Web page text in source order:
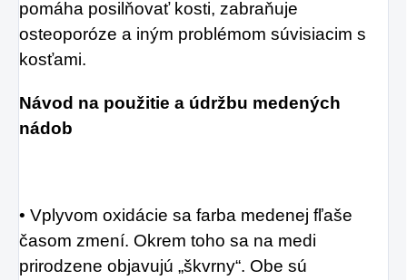
pomáha posilňovať kosti, zabraňuje
osteoporóze a iným problémom súvisiacim s
kosťami.
Návod na použitie a údržbu medených
nádob
• Vplyvom oxidácie sa farba medenej fľaše
časom zmení. Okrem toho sa na medi
prirodzene objavujú „škvrny“. Obe sú